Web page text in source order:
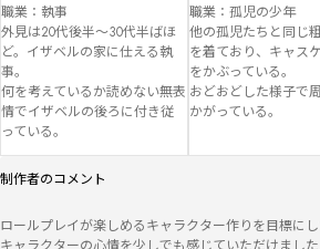
職業：執事
外見は20代後半～30代半ばほ
ど。イザベルの家に仕える執
事。
何を考えているか読めない無表
情でイザベルの後ろに付き従
っている。
職業：孤児の少年
他の孤児たちと同じ
を着ており、キャス
をかぶっている。
おどおどした様子で
かがっている。
制作者のコメント
ロールプレイが楽しめるキャラクター作りを目標に